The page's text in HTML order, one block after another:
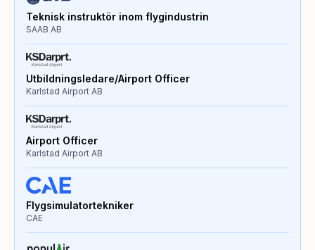
Teknisk instruktör inom flygindustrin
SAAB AB
Utbildningsledare/Airport Officer
Karlstad Airport AB
Airport Officer
Karlstad Airport AB
Flygsimulatortekniker
CAE